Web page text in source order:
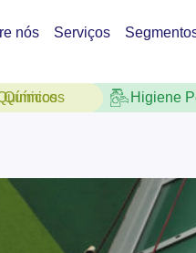
nós Serviços
Químicos Higiene